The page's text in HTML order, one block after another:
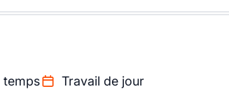
temps Travail de jour